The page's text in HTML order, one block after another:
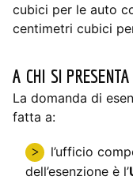
cubici per le auto
centimetri cubici
A CHI SI PRESENTA
La domanda di
fatta a:
l’ufficio
dell’esenzione è l’